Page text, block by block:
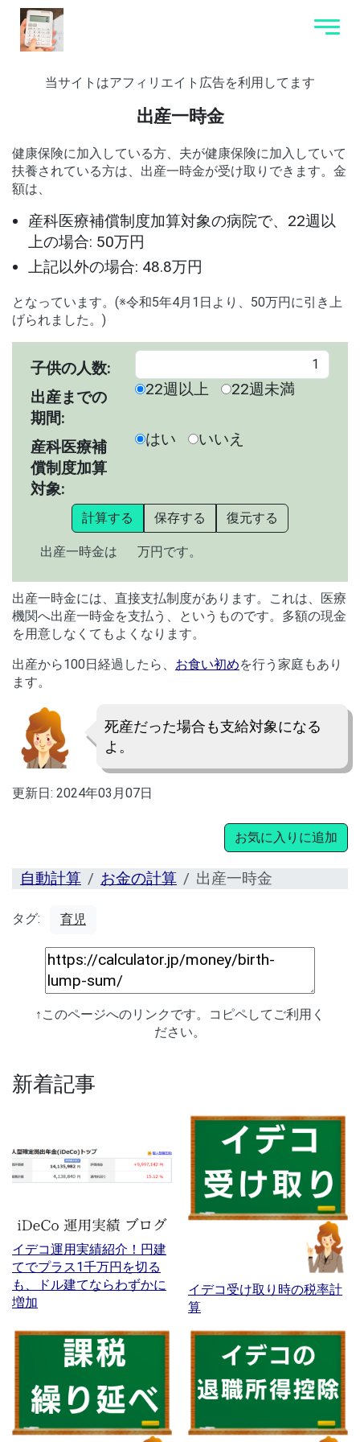
当サイトはアフィリエイト広告を利用してます
出産一時金
健康保険に加入している方、夫が健康保険に加入していて
扶養されている方は、出産一時金が受け取りできます。金
額は、
産科医療補償制度加算対象の病院で、22週以
上の場合: 50万円
上記以外の場合: 48.8万円
となっています。(※令和5年4月1日より、50万円に引き上
げられました。)
子供の人数:
出産までの
期間:
22週以上 22週未満
産科医療補
償制度加算
対象:
はい いいえ
計算する 保存する 復元する
出産一時金は 万円です。
出産一時金には、直接支払制度があります。これは、医療
機関へ出産一時金を支払う、というものです。多額の現金
を用意しなくてもよくなります。
出産から100日経過したら、 お食い初めを行う家庭もあり
ます。
死産だった場合も支給対象になる
よ。
更新日: 2024年03月07日
お気に入りに追加
自動計算 お金の計算 出産一時金
タグ: 育児
↑このページへのリンクです。コピペしてご利用く
ださい。
新着記事
イデコ運用実績紹介！円建
てでプラス1千万円を切る
も、ドル建てならわずかに
増加
イデコ受け取り時の税率計
算